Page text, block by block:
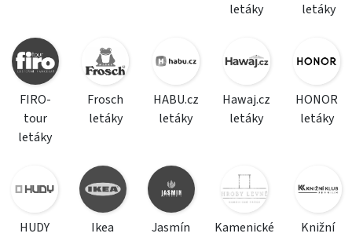
letáky
letáky
FIRO-
tour
letáky
Frosch
letáky
HABU.cz
letáky
Hawaj.cz
letáky
HONOR
letáky
HUDY
Ikea
Jasmín
Kamenické
Knižní